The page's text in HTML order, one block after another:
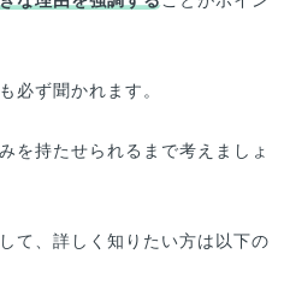
必ず聞かれます。
を持たせられるまで考えましょ
て、詳しく知りたい方は以下の